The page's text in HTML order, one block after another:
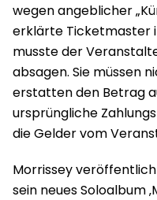
wegen angeblicher
erklärte Ticketmaster
musste der
absagen. Sie müssen
erstatten den Betrag
ursprüngliche
die Gelder vom
Morrissey
sein neues Soloalbum